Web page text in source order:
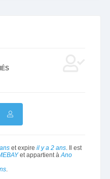
et expire il y a 2 ans. Il est
et appartient àAno
.